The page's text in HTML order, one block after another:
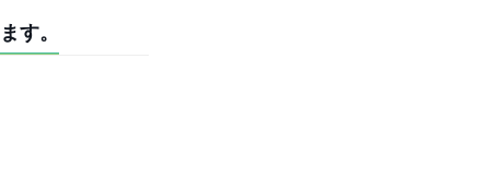
す。